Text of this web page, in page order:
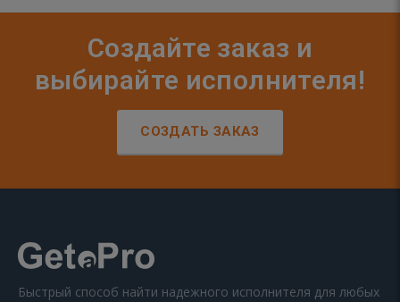
Создайте заказ и
выбирайте исполнителя!
СОЗДАТЬ ЗАКАЗ
Быстрый способ найти надежного исполнителя для любых